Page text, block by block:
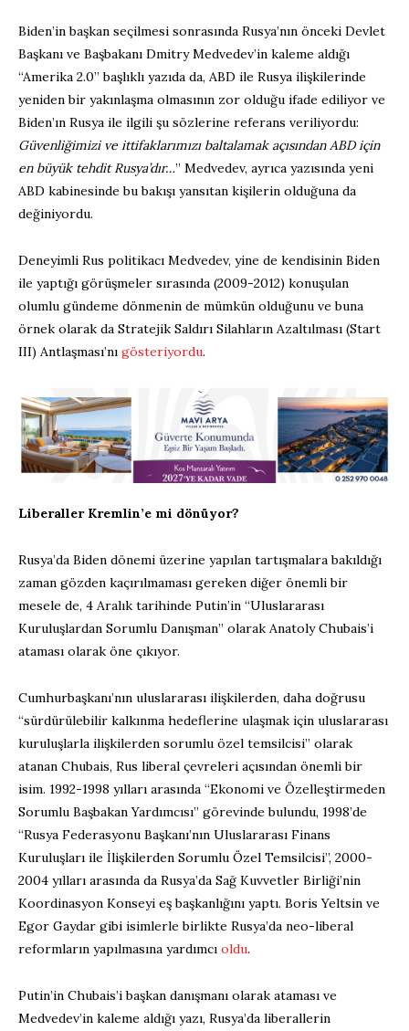
Biden’in başkan seçilmesi sonrasında Rusya’nın önceki Devlet
Başkanı ve Başbakanı Dmitry Medvedev’in kaleme aldığı
“Amerika 2.0” başlıklı yazıda da, ABD ile Rusya ilişkilerinde
yeniden bir yakınlaşma olmasının zor olduğu ifade ediliyor ve
Biden’ın Rusya ile ilgili şu sözlerine referans veriliyordu:
Güvenliğimizi ve ittifaklarımızı baltalamak açısından ABD için
en büyük tehdit Rusya’dır…” Medvedev, ayrıca yazısında yeni
ABD kabinesinde bu bakışı yansıtan kişilerin olduğuna da
değiniyordu.
Deneyimli Rus politikacı Medvedev, yine de kendisinin Biden
ile yaptığı görüşmeler sırasında (2009-2012) konuşulan
olumlu gündeme dönmenin de mümkün olduğunu ve buna
örnek olarak da Stratejik Saldırı Silahların Azaltılması (Start
III) Antlaşması’nı gösteriyordu.
Liberaller Kremlin’e mi dönüyor?
Rusya’da Biden dönemi üzerine yapılan tartışmalara bakıldığı
zaman gözden kaçırılmaması gereken diğer önemli bir
mesele de, 4 Aralık tarihinde Putin’in “Uluslararası
Kuruluşlardan Sorumlu Danışman” olarak Anatoly Chubais’i
ataması olarak öne çıkıyor.
Cumhurbaşkanı’nın uluslararası ilişkilerden, daha doğrusu
“sürdürülebilir kalkınma hedeflerine ulaşmak için uluslararası
kuruluşlarla ilişkilerden sorumlu özel temsilcisi” olarak
atanan Chubais, Rus liberal çevreleri açısından önemli bir
isim. 1992-1998 yılları arasında “Ekonomi ve Özelleştirmeden
Sorumlu Başbakan Yardımcısı” görevinde bulundu, 1998’de
“Rusya Federasyonu Başkanı’nın Uluslararası Finans
Kuruluşları ile İlişkilerden Sorumlu Özel Temsilcisi”, 2000-
2004 yılları arasında da Rusya’da Sağ Kuvvetler Birliği’nin
Koordinasyon Konseyi eş başkanlığını yaptı. Boris Yeltsin ve
Egor Gaydar gibi isimlerle birlikte Rusya’da neo-liberal
reformların yapılmasına yardımcı oldu.
Putin’in Chubais’i başkan danışmanı olarak ataması ve
Medvedev’in kaleme aldığı yazı, Rusya’da liberallerin